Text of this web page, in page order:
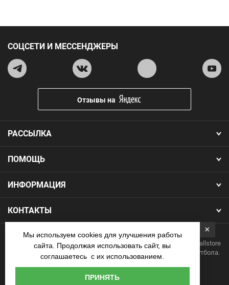
ПОМОЩЬ
ИНФОРМАЦИЯ
КОНТАКТЫ
РАССЫЛКА
СОЦСЕТИ И МЕССЕНДЖЕРЫ
Отзывы на
Copyright 2026.Все права защищены. Интернет-магазин Footballstore
— продажа футбольной формы, бутс, мячей и одежды для футбола.
×
Мы используем cookies для улучшения работы
сайта. Продолжая использовать сайт, вы
соглашаетесь с их использованием.
ПРИНЯТЬ